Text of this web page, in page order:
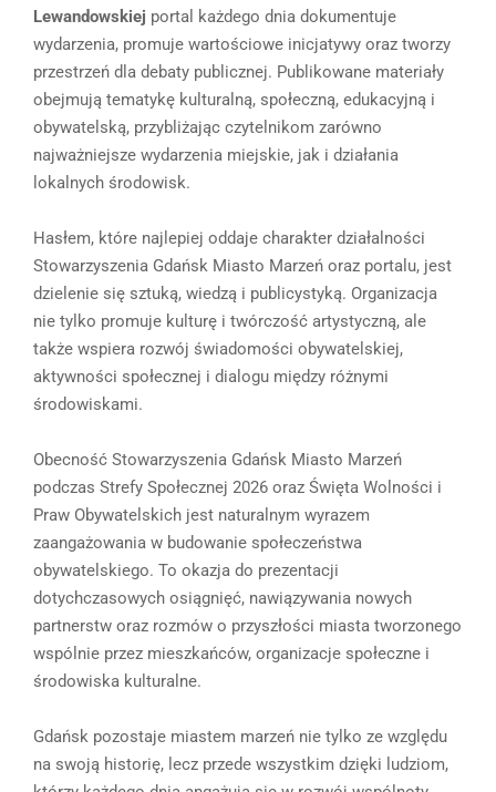
Lewandowskiej portal każdego dnia dokumentuje
wydarzenia, promuje wartościowe inicjatywy oraz tworzy
przestrzeń dla debaty publicznej. Publikowane materiały
obejmują tematykę kulturalną, społeczną, edukacyjną i
obywatelską, przybliżając czytelnikom zarówno
najważniejsze wydarzenia miejskie, jak i działania
lokalnych środowisk.
Hasłem, które najlepiej oddaje charakter działalności
Stowarzyszenia Gdańsk Miasto Marzeń oraz portalu, jest
dzielenie się sztuką, wiedzą i publicystyką. Organizacja
nie tylko promuje kulturę i twórczość artystyczną, ale
także wspiera rozwój świadomości obywatelskiej,
aktywności społecznej i dialogu między różnymi
środowiskami.
Obecność Stowarzyszenia Gdańsk Miasto Marzeń
podczas Strefy Społecznej 2026 oraz Święta Wolności i
Praw Obywatelskich jest naturalnym wyrazem
zaangażowania w budowanie społeczeństwa
obywatelskiego. To okazja do prezentacji
dotychczasowych osiągnięć, nawiązywania nowych
partnerstw oraz rozmów o przyszłości miasta tworzonego
wspólnie przez mieszkańców, organizacje społeczne i
środowiska kulturalne.
Gdańsk pozostaje miastem marzeń nie tylko ze względu
na swoją historię, lecz przede wszystkim dzięki ludziom,